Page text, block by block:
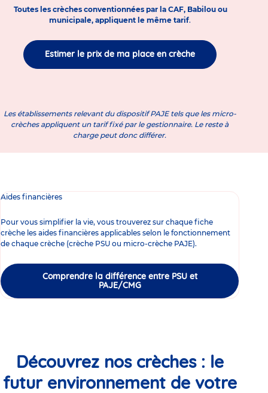
Toutes les crèches conventionnées par la CAF, Babilou ou
municipale, appliquent le même tarif.
Estimer le prix de ma place en crèche
Les établissements relevant du dispositif PAJE tels que les micro-
crèches appliquent un tarif fixé par le gestionnaire. Le reste à
charge peut donc différer.
Aides financières
Pour vous simplifier la vie, vous trouverez sur chaque fiche
crèche les aides financières applicables selon le fonctionnement
de chaque crèche (crèche PSU ou micro-crèche PAJE).
Comprendre la différence entre PSU et
PAJE/CMG
Découvrez nos crèches : le
futur environnement de votre